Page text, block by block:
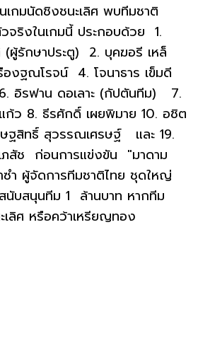
เกมนัดชิงชนะเลิศ พบทีมชาติ
วจริงในเกมนี้ ประกอบด้วย 1.
รักษาประตู) 2. บุคฆอรี เหล็
งฐณโรจน์ 4. โจนาธาร เข็มดี
อิรฟาน ดอเลาะ (กัปตันทีม) 7.
ว 8. ธีรศักดิ์ เผยพิมาย 10. อชิต
ฐสิทธิ์ สุวรรณเศรษฐ์ และ 19.
ช ก่อนการแข่งขัน "มาดาม
ำ ผู้จัดการทีมชาติไทย ชุดใหญ่
นับสนุนทีม 1 ล้านบาท หากทีม
เลิศ หรือคว้าเหรียญทอง